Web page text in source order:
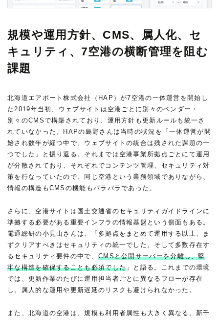
規模や運用方針、CMS、属人化、セ
キュリティ、7空港の横断管理を阻む
課題
北海道エアポート株式会社（HAP）が7空港の一体運営を開始し
た2019年当初、ウェブサイトは空港ごとに別々のベンダー・
別々のCMSで構築されており、運用方針も更新ルールも統一さ
れていなかった。HAPの島野さんは当時の状況を「一体運営が開
始され数年が経つ中で、ウェブサイトの統合は残された課題の一
つでした」と振り返る。それまでは空港事業所拠点ごとにて運用
が分散されており、それぞれでコンテンツ管理、セキュリティ対
策を行なっていたので、同じ空港という業務領域でありながら、
情報の構造もCMSの機能もバラバラであった。
さらに、空港サイトは国土交通省のセキュリティガイドラインに
準拠する必要がある重要インフラの情報基盤という側面もある。
電通総研の小見山さんは、「多拠点をまとめて運用する以上、ま
ずクリアすべきはセキュリティの統一でした。そして多数存在す
るセキュリティ要件の中で、 CMSと公開サーバーを分離し、堅
牢な構造を確保することも必須でした 」と語る。これまでの環境
では、更新作業のたびに運用担当者ごとに異なるフローが存在
し、属人的な運用や更新遅延のリスクも避けられなかった。
また、北海道の空港は、規模も利用者属性も大きく異なる。新千